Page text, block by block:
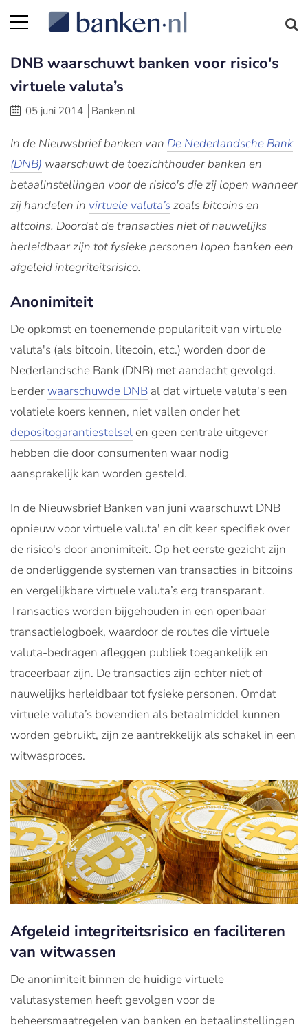
DNB waarschuwt banken voor risico's
virtuele valuta’s
05 juni 2014 Banken.nl
In de Nieuwsbrief banken van De Nederlandsche Bank
(DNB) waarschuwt de toezichthouder banken en
betaalinstellingen voor de risico's die zij lopen wanneer
zij handelen in virtuele valuta’szoals bitcoins en
altcoins. Doordat de transacties niet of nauwelijks
herleidbaar zijn tot fysieke personen lopen banken een
afgeleid integriteitsrisico.
Anonimiteit
De opkomst en toenemende populariteit van virtuele
valuta's (als bitcoin, litecoin, etc.) worden door de
Nederlandsche Bank (DNB) met aandacht gevolgd.
Eerderwaarschuwde DNB al dat virtuele valuta's een
volatiele koers kennen, niet vallen onder het
depositogarantiestelsel en geen centrale uitgever
hebben die door consumenten waar nodig
aansprakelijk kan worden gesteld.
In de Nieuwsbrief Banken van juni waarschuwt DNB
opnieuw voor virtuele valuta' en dit keer specifiek over
de risico's door anonimiteit. Op het eerste gezicht zijn
de onderliggende systemen van transacties in bitcoins
en vergelijkbare virtuele valuta’s erg transparant.
Transacties worden bijgehouden in een openbaar
transactielogboek, waardoor de routes die virtuele
valuta-bedragen afleggen publiek toegankelijk en
traceerbaar zijn. De transacties zijn echter niet of
nauwelijks herleidbaar tot fysieke personen. Omdat
virtuele valuta’s bovendien als betaalmiddel kunnen
worden gebruikt, zijn ze aantrekkelijk als schakel in een
witwasproces.
Afgeleid integriteitsrisico en faciliteren
van witwassen
De anonimiteit binnen de huidige virtuele
valutasystemen heeft gevolgen voor de
beheersmaatregelen van banken en betaalinstellingen